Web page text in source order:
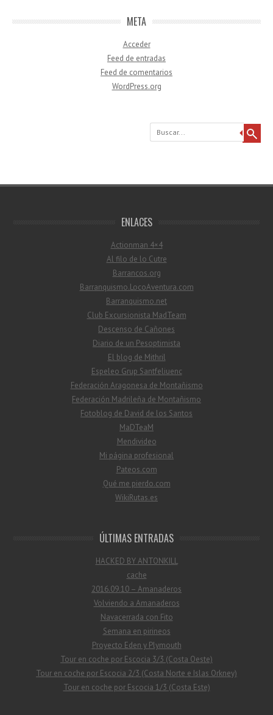
META
Acceder
Feed de entradas
Feed de comentarios
WordPress.org
Buscar
ENLACES
Actionman 4×4
Al filo de lo Cutre
Barrancos.org
Barranquismo.LocoAventura.com
Barranquismo.net
Club Excursionista MadTeam
Descenso de Cañones
Diario de un Pesoptimista
El blog de Mithril
Espeleo Grup Santfeliuenc
Federación Aragonesa de Montañismo
Federación Madrileña de Montañismo
Fotoblog de David de los Santos
MaDTeaM
Mendivideo
Mi página profesional
Pateos.com
Qué me pierdo.com
WikiRutas.es
ÚLTIMAS ENTRADAS
HACKED BY ANTONKILL
cache
2016.09.10 – Amanaderos
Volviendo a Amanaderos
Navacerrada con Fito
Semana en pirineos
Proyecto Eden y Plymouth
Tour en coche por Escocia 3/3 (Costa Oeste)
Tour en coche por Escocia 2/3 (Costa Norte e Islas Orkney)
Tour en coche por Escocia 1/3 (Costa Este)